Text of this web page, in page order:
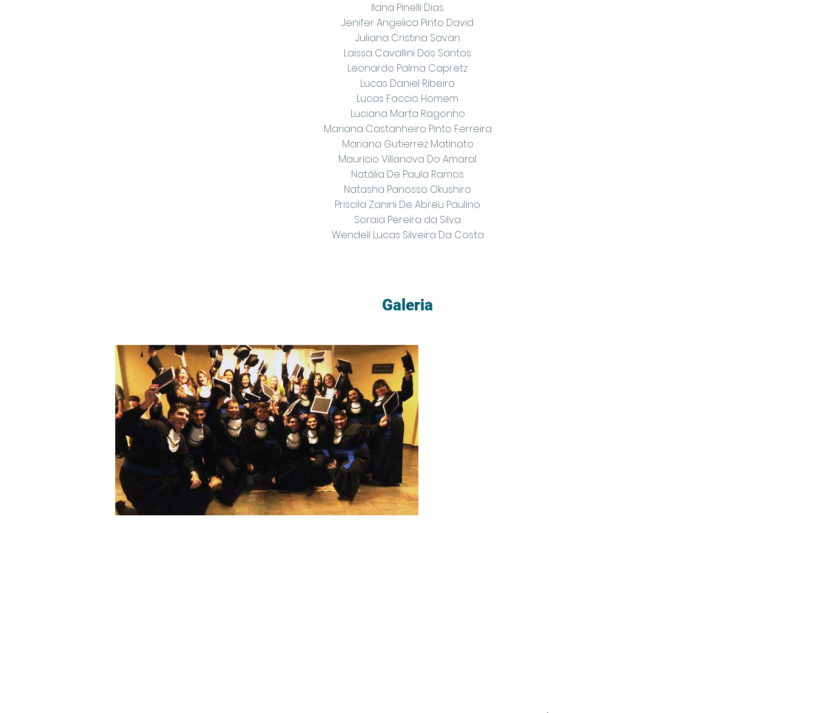
Ilana Pinelli Dias
Jenifer Angelica Pinto David
Juliana Cristina Savan
Laissa Cavallini Dos Santos
Leonardo Palma Capretz
Lucas Daniel Ribeiro
Lucas Faccio Homem
Luciana Marta Ragonho
Mariana Castanheiro Pinto Ferreira
Mariana Gutierrez Matinato
Maurício Villanova Do Amaral
Natália De Paula Ramos
Natasha Panosso Okushiro
Priscila Zanini De Abreu Paulino
Soraia Pereira da Silva
Wendell Lucas Silveira Da Costa
Galeria